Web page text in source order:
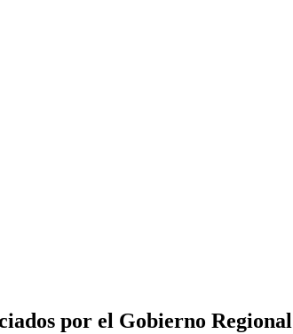
por el Gobierno Regional